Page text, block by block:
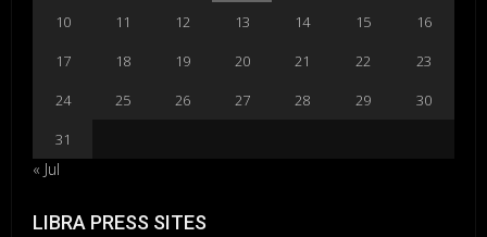
10
11 12 13 14 15
16
17
18 19 20 21 22
23
24
25 26 27 28 29
30
31
« Jul
LIBRA PRESS SITES